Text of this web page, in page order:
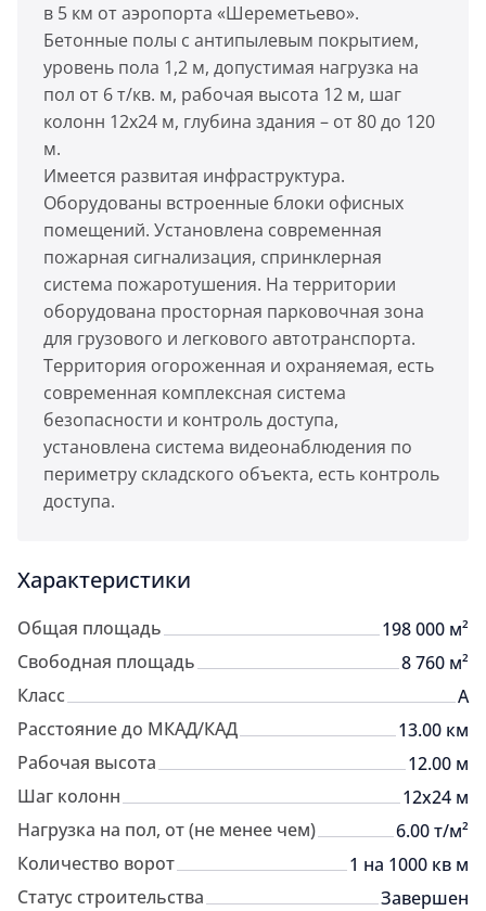
в 5 км от аэропорта «Шереметьево».
Бетонные полы с антипылевым покрытием,
уровень пола 1,2 м, допустимая нагрузка на
пол от 6 т/кв. м, рабочая высота 12 м, шаг
колонн 12x24 м, глубина здания – от 80 до 120
м.
Имеется развитая инфраструктура.
Оборудованы встроенные блоки офисных
помещений. Установлена современная
пожарная сигнализация, спринклерная
система пожаротушения. На территории
оборудована просторная парковочная зона
для грузового и легкового автотранспорта.
Территория огороженная и охраняемая, есть
современная комплексная система
безопасности и контроль доступа,
установлена система видеонаблюдения по
периметру складского объекта, есть контроль
доступа.
Характеристики
Общая площадь
198 000 м²
Свободная площадь
8 760 м²
Класс
A
Расстояние до МКАД/КАД
13.00 км
Рабочая высота
12.00 м
Шаг колонн
12x24 м
Нагрузка на пол, от (не менее чем)
6.00 т/м²
Количество ворот
1 на 1000 кв м
Статус строительства
Завершен